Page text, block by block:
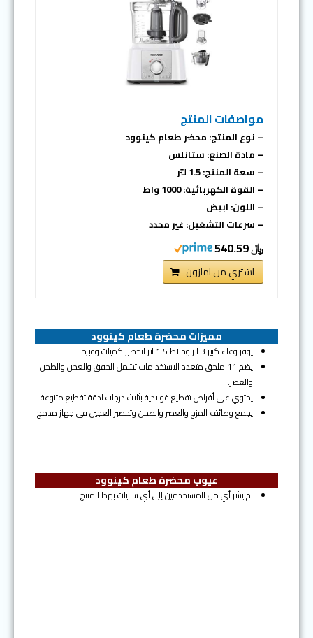
مواصفات المنتج
– نوع المنتج: محضر طعام كينوود
– مادة الصنع: ستانلس
– سعة المنتج: 1.5 لتر
– القوة الكهربائية: 1000 واط
– اللون: ابيض
– سرعات التشغيل: غير محدد
﷼ 540.59
اشتري من امازون
مميزات محضرة طعام كينوود
يوفر وعاء كبير 3 لتر وخلاط 1.5 لتر لتحضير كميات وفيرة.
يضم 11 ملحق متعدد الاستخدامات تشمل الخفق والعجن والطحن
والعصر.
يحتوي على أقراص تقطيع فولاذية بثلاث درجات لدقة تقطيع متنوعة.
يجمع وظائف المزج والعصر والطحن وتحضير العجين في جهاز مدمج.
عيوب محضرة طعام كينوود
لم يشر أي من المستخدمين إلى أي سلبيات بهذا المنتج.